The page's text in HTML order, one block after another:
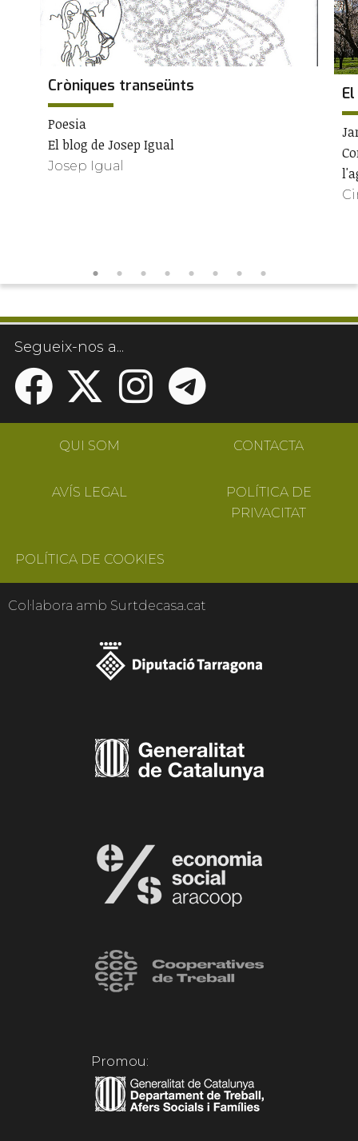
Cròniques transeünts
Poesia
El blog de Josep Igual
Josep Igual
Segueix-nos a...
QUI SOM CONTACTA
AVÍS LEGAL
POLÍTICA DE
PRIVACITAT
POLÍTICA DE COOKIES
Col·labora amb Surtdecasa.cat
Promou: